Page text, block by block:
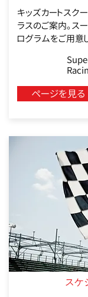
キッズカートスク
ラスのご案内。ス
ログラムをご用意
ページを見る
スケ